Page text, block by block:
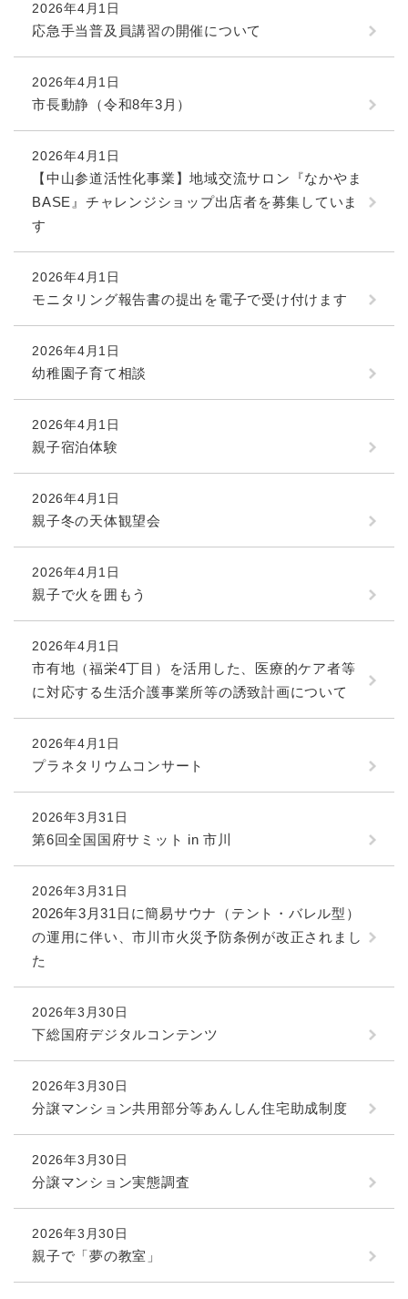
2026年4月1日
応急手当普及員講習の開催について
2026年4月1日
市長動静（令和8年3月）
2026年4月1日
【中山参道活性化事業】地域交流サロン『なかやま
BASE』チャレンジショップ出店者を募集していま
す
2026年4月1日
モニタリング報告書の提出を電子で受け付けます
2026年4月1日
幼稚園子育て相談
2026年4月1日
親子宿泊体験
2026年4月1日
親子冬の天体観望会
2026年4月1日
親子で火を囲もう
2026年4月1日
市有地（福栄4丁目）を活用した、医療的ケア者等
に対応する生活介護事業所等の誘致計画について
2026年4月1日
プラネタリウムコンサート
2026年3月31日
第6回全国国府サミット in 市川
2026年3月31日
2026年3月31日に簡易サウナ（テント・バレル型）
の運用に伴い、市川市火災予防条例が改正されまし
た
2026年3月30日
下総国府デジタルコンテンツ
2026年3月30日
分譲マンション共用部分等あんしん住宅助成制度
2026年3月30日
分譲マンション実態調査
2026年3月30日
親子で「夢の教室」